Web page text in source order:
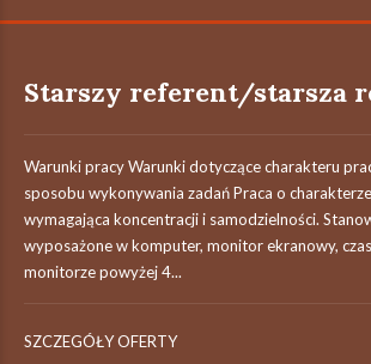
Starszy referent/starsza
Warunki pracy Warunki dotyczące charakteru
sposobu wykonywania zadań Praca o
wymagająca koncentracji i samodzielności.
wyposażone w komputer, monitor ekranowy,
monitorze powyżej 4...
SZCZEGÓŁY OFERTY